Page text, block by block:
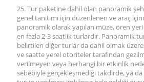
25. Tur paketine dahil olan panoramik
genel tanıtımı için düzenlenen ve araç
panoramik olarak yapılan müze, ören
en fazla 2-3 saatlik turlardır. Panoramik
belirtilen diğer turlar da dahil olmak
ve saatte yerel otoriteler tarafından
verilmeyen veya herhangi bir etkinlik
sebebiyle gerçekleşmediği takdirde, ya